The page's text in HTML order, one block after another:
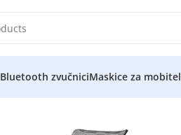
Bluetooth zvučniciMaskice za mobitel